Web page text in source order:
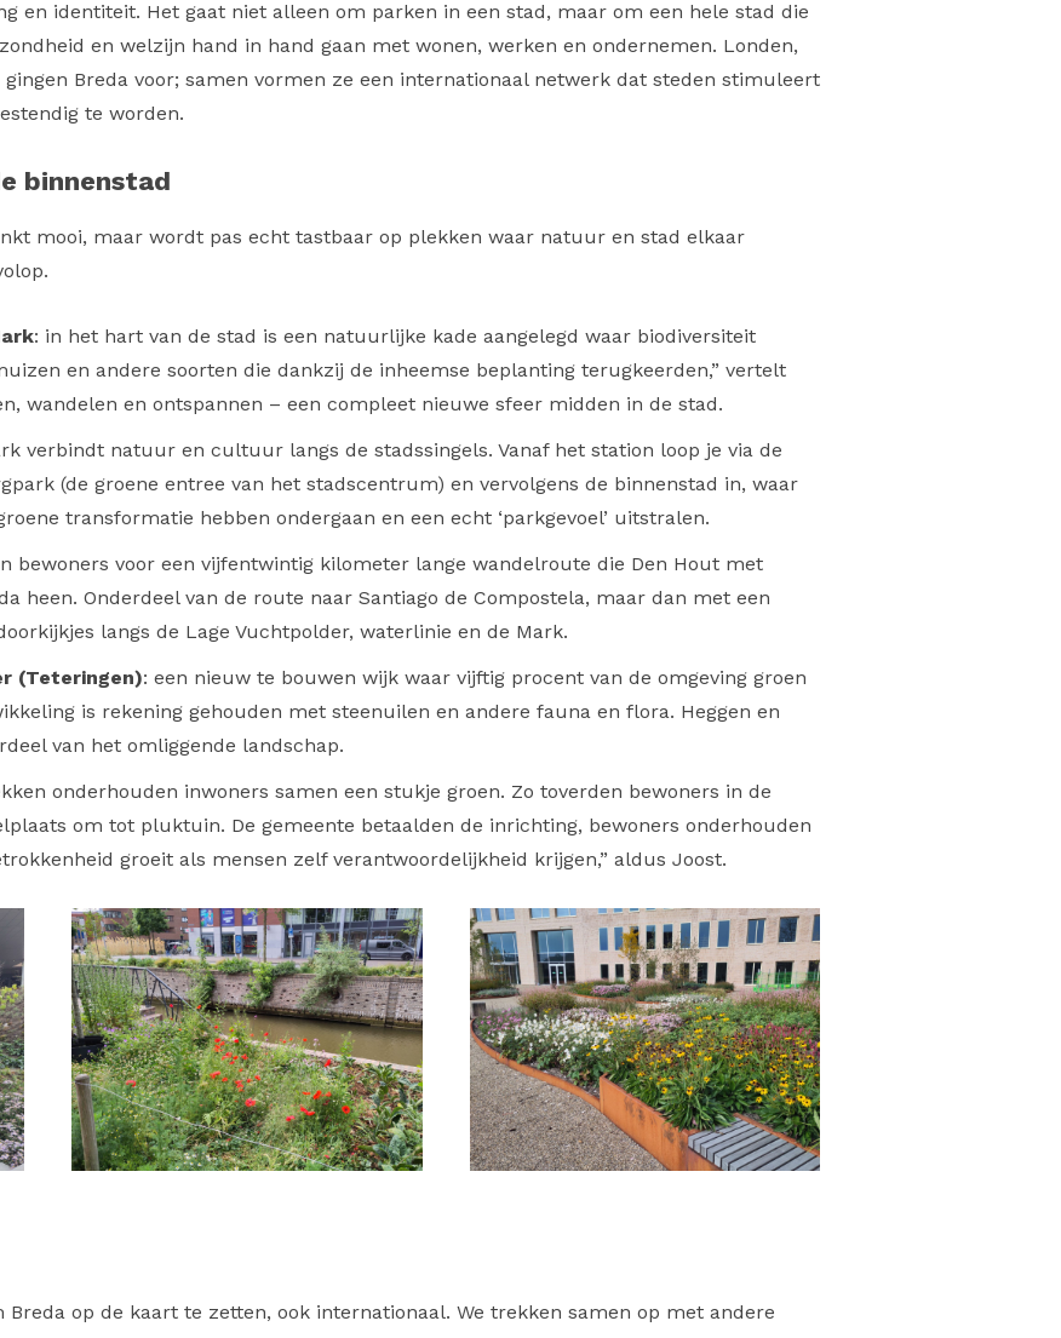
en identiteit. Het gaat niet alleen om parken in een stad, maar om een hele stad die
en welzijn hand in hand gaan met wonen, werken en ondernemen. Londen,
gingen Breda voor; samen vormen ze een internationaal netwerk dat steden stimuleert
te worden.
binnenstad
mooi, maar wordt pas echt tastbaar op plekken waar natuur en stad elkaar
: in het hart van de stad is een natuurlijke kade aangelegd waar biodiversiteit
en andere soorten die dankzij de inheemse beplanting terugkeerden,” vertelt
wandelen en ontspannen – een compleet nieuwe sfeer midden in de stad.
verbindt natuur en cultuur langs de stadssingels. Vanaf het station loop je via de
(de groene entree van het stadscentrum) en vervolgens de binnenstad in, waar
transformatie hebben ondergaan en een echt ‘parkgevoel’ uitstralen.
bewoners voor een vijfentwintig kilometer lange wandelroute die Den Hout met
heen. Onderdeel van de route naar Santiago de Compostela, maar dan met een
langs de Lage Vuchtpolder, waterlinie en de Mark.
(Teteringen): een nieuw te bouwen wijk waar vijftig procent van de omgeving groen
is rekening gehouden met steenuilen en andere fauna en flora. Heggen en
van het omliggende landschap.
onderhouden inwoners samen een stukje groen. Zo toverden bewoners in de
om tot pluktuin. De gemeente betaalden de inrichting, bewoners onderhouden
groeit als mensen zelf verantwoordelijkheid krijgen,” aldus Joost.
op de kaart te zetten, ook internationaal. We trekken samen op met andere